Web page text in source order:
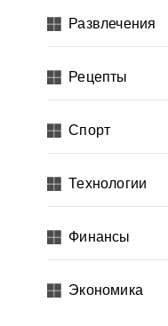
Развлечения
Рецепты
Спорт
Технологии
Финансы
Экономика